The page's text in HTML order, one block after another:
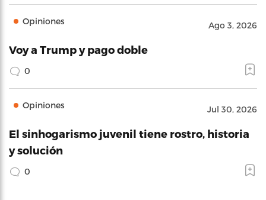
Opiniones Ago 3, 2026
Voy a Trump y pago doble
0
Opiniones Jul 30, 2026
El sinhogarismo juvenil tiene rostro, historia
y solución
0